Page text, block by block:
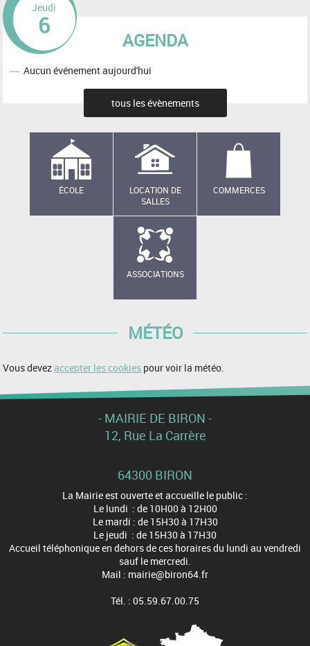
AGENDA
Jeudi
6
Aucun événement aujourd'hui
tous les évènements
ÉCOLE
LOCATION DE
SALLES
COMMERCES
ASSOCIATIONS
MÉTÉO
Vous devezaccepter les cookies pour voir la météo.
- MAIRIE DE BIRON -
12, Rue La Carrère
64300 BIRON
La Mairie est ouverte et accueille le public :
Le lundi : de 10H00 à 12H00
Le mardi : de 15H30 à 17H30
Le jeudi : de 15H30 à 17H30
Accueil téléphonique en dehors de ces horaires du lundi au vendredi
sauf le mercredi.
Mail : mairie@biron64.fr
Tél. : 05.59.67.00.75